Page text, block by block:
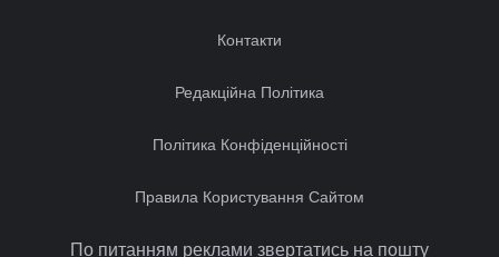
Контакти
Редакційна Політика
Політика Конфіденційності
Правила Користування Сайтом
По питанням реклами звертатись на пошту